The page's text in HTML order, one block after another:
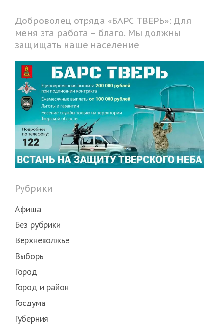
Доброволец отряда «БАРС ТВЕРЬ»: Для
меня эта работа – благо. Мы должны
защищать наше население
Рубрики
Афиша
Без рубрики
Верхневолжье
Выборы
Город
Город и район
Госдума
Губерния